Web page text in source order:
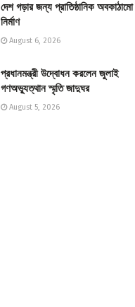
দেশ গড়ার জন্য প্রাতিষ্ঠানিক অবকাঠামো
নির্মাণ
August 6, 2026
প্রধানমন্ত্রী উদ্বোধন করলেন জুলাই
গণঅভ্যুত্থান স্মৃতি জাদুঘর
August 5, 2026